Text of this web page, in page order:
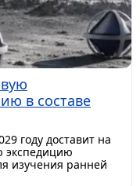
в составе
году доставит на
экспедицию
изучения ранней